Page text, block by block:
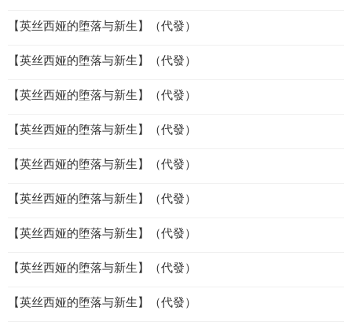
【英丝西娅的堕落与新生】（代發）
【英丝西娅的堕落与新生】（代發）
【英丝西娅的堕落与新生】（代發）
【英丝西娅的堕落与新生】（代發）
【英丝西娅的堕落与新生】（代發）
【英丝西娅的堕落与新生】（代發）
【英丝西娅的堕落与新生】（代發）
【英丝西娅的堕落与新生】（代發）
【英丝西娅的堕落与新生】（代發）